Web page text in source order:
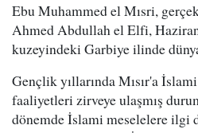
Ebu Muhammed el Mısri,
Ahmed Abdullah el Elfi,
kuzeyindeki Garbiye ilinde
Gençlik yıllarında Mısır'a
faaliyetleri zirveye ulaşmış
dönemde İslami meselelere ilgi